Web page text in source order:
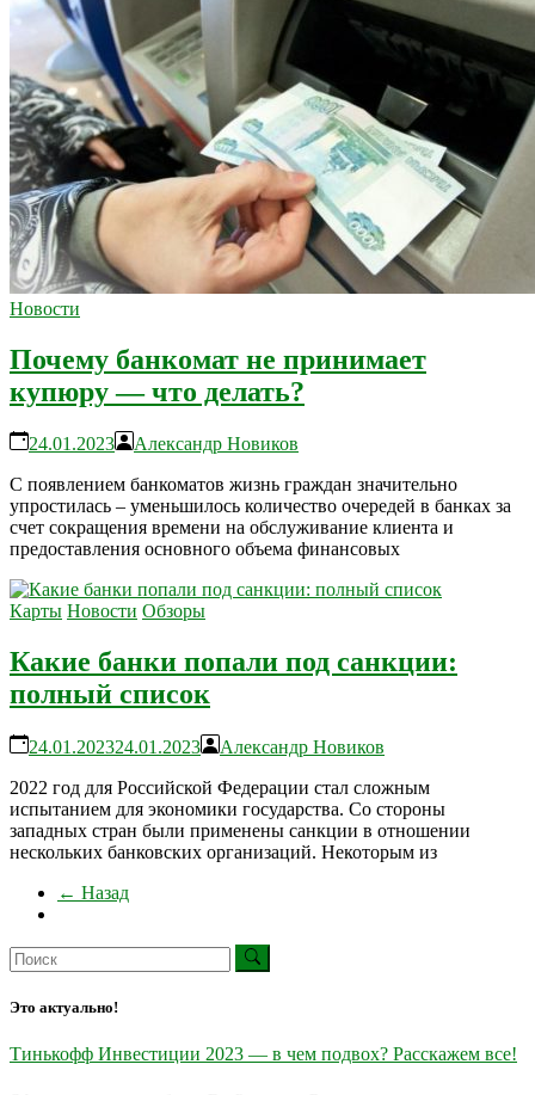
Новости
Почему банкомат не принимает
купюру — что делать?
24.01.2023
Александр Новиков
С появлением банкоматов жизнь граждан значительно
упростилась – уменьшилось количество очередей в банках за
счет сокращения времени на обслуживание клиента и
предоставления основного объема финансовых
Карты Новости Обзоры
Какие банки попали под санкции:
полный список
24.01.202324.01.2023
Александр Новиков
2022 год для Российской Федерации стал сложным
испытанием для экономики государства. Со стороны
западных стран были применены санкции в отношении
нескольких банковских организаций. Некоторым из
← Назад
Это актуально!
Тинькофф Инвестиции 2023 — в чем подвох? Расскажем все!